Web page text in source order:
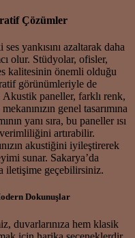
Çözümler
yankısını azaltarak daha
olur. Stüdyolar, ofisler,
kalitesinin önemli olduğu
görünümleriyle de
Akustik paneller, farklı renk,
genel tasarımına
yanı sıra, bu paneller ısı
verimliliğini artırabilir.
akustiğini iyileştirerek
sunar. Sakarya’da
iletişime geçebilirsiniz.
Dokunuşlar
duvarlarınıza hem klasik